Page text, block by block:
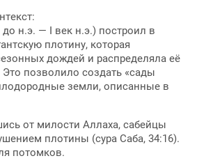
н.э. — I век н.э.) построил в
плотину, которая
дождей и распределяла её
Это позволило создать «сады
земли, описанные в
от милости Аллаха, сабейцы
плотины (сура Саба, 34:16).
потомков.